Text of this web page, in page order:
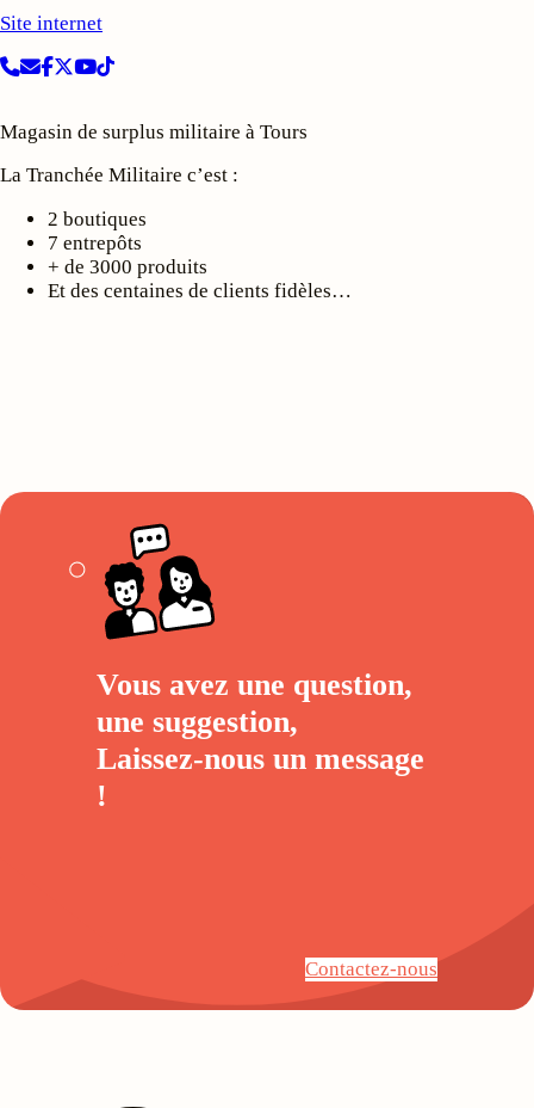
Site internet
Magasin de surplus militaire à Tours
La Tranchée Militaire c’est :
2 boutiques
7 entrepôts
+ de 3000 produits
Et des centaines de clients fidèles…
Vous avez une question,
une suggestion,
Laissez-nous un message
!
Contactez-nous